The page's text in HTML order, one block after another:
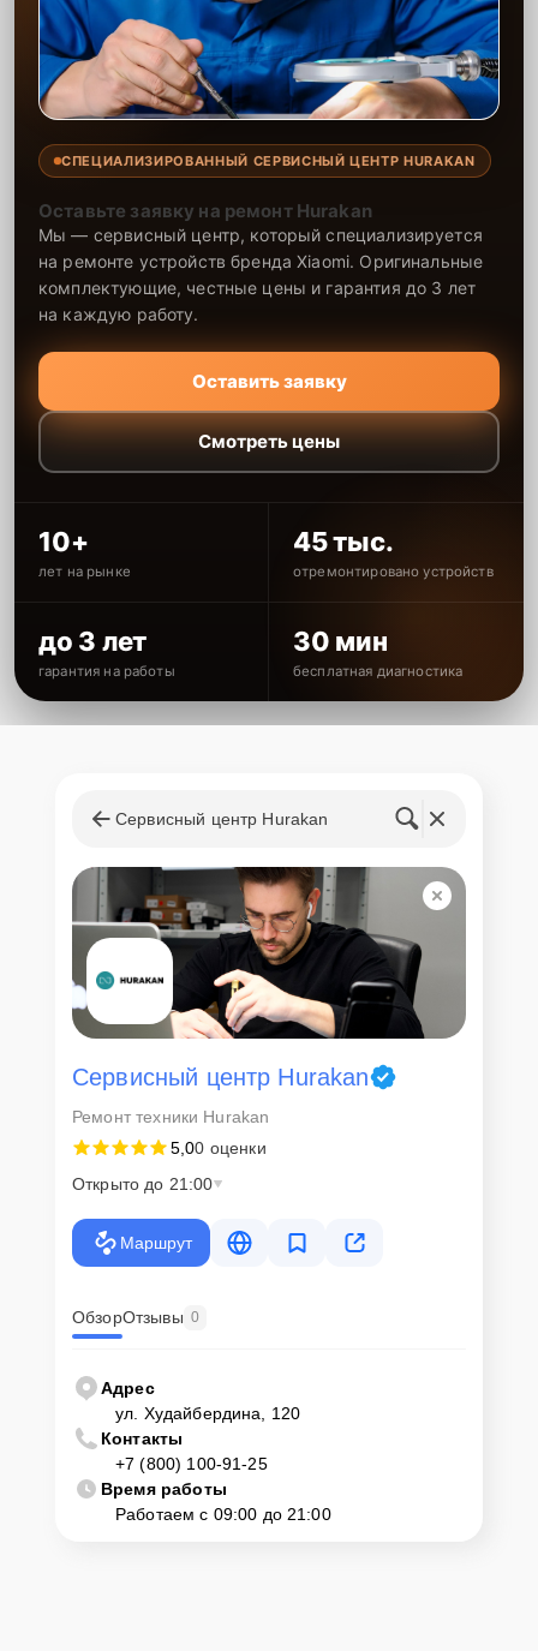
СПЕЦИАЛИЗИРОВАННЫЙ СЕРВИСНЫЙ ЦЕНТР HURAKAN
Оставьте заявку на ремонт Hurakan
Мы — сервисный центр, который специализируется
на ремонте устройств бренда Xiaomi. Оригинальные
комплектующие, честные цены и гарантия до 3 лет
на каждую работу.
Оставить заявку
Смотреть цены
10+
лет на рынке
45 тыс.
отремонтировано устройств
до 3 лет
гарантия на работы
30 мин
бесплатная диагностика
Сервисный центр Hurakan
Сервисный центр Hurakan
Ремонт техники Hurakan
5,00 оценки
Открыто до 21:00
Маршрут
ОбзорОтзывы 0
Адрес
ул. Худайбердина, 120
Контакты
+7 (800) 100-91-25
Время работы
Работаем с 09:00 до 21:00